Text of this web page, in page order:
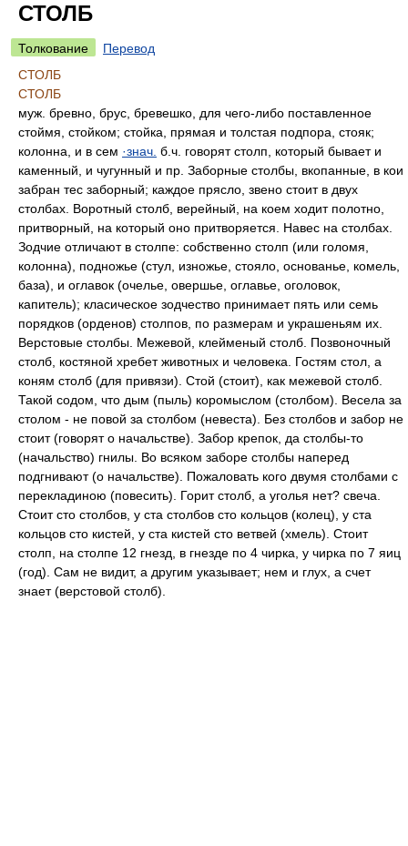
СТОЛБ
Толкование
Перевод
СТОЛБ
СТОЛБ
муж. бревно, брус, бревешко, для чего-либо поставленное
стоймя, стойком; стойка, прямая и толстая подпора, стояк;
колонна, и в сем ·знач. б.ч. говорят столп, который бывает и
каменный, и чугунный и пр. Заборные столбы, вкопанные, в кои
забран тес заборный; каждое прясло, звено стоит в двух
столбах. Воротный столб, верейный, на коем ходит полотно,
притворный, на который оно притворяется. Навес на столбах.
Зодчие отличают в столпе: собственно столп (или голомя,
колонна), подножье (стул, изножье, стояло, основанье, комель,
база), и оглавок (очелье, овершье, оглавье, оголовок,
капитель); класическое зодчество принимает пять или семь
порядков (орденов) столпов, по размерам и украшеньям их.
Верстовые столбы. Межевой, клейменый столб. Позвоночный
столб, костяной хребет животных и человека. Гостям стол, а
коням столб (для привязи). Стой (стоит), как межевой столб.
Такой содом, что дым (пыль) коромыслом (столбом). Весела за
столом - не повой за столбом (невеста). Без столбов и забор не
стоит (говорят о начальстве). Забор крепок, да столбы-то
(начальство) гнилы. Во всяком заборе столбы наперед
подгнивают (о начальстве). Пожаловать кого двумя столбами с
перекладиною (повесить). Горит столб, а уголья нет? свеча.
Стоит сто столбов, у ста столбов сто кольцов (колец), у ста
кольцов сто кистей, у ста кистей сто ветвей (хмель). Стоит
столп, на столпе 12 гнезд, в гнезде по 4 чирка, у чирка по 7 яиц
(год). Сам не видит, а другим указывает; нем и глух, а счет
знает (верстовой столб).